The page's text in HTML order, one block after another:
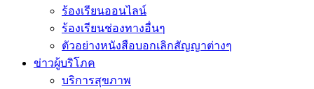
ร้องเรียนออนไลน์
ร้องเรียนช่องทางอื่นๆ
ตัวอย่างหนังสือบอกเลิกสัญญาต่างๆ
ข่าวผู้บริโภค
บริการสุขภาพ